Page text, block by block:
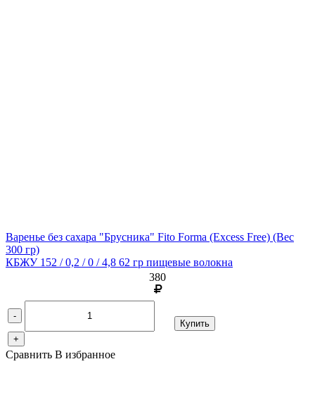
Варенье без сахара "Брусника" Fito Forma (Excess Free) (Вес
300 гр)
КБЖУ 152 / 0,2 / 0 / 4,8 62 гр пищевые волокна
380
-
+
Купить
Сравнить В избранное